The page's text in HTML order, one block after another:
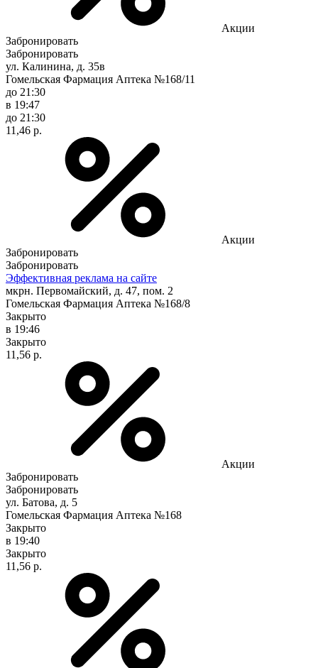
Акции
Забронировать
Забронировать
ул. Калинина, д. 35в
Гомельская Фармация Аптека №168/11
до 21:30
в 19:47
до 21:30
11,46 р.
Акции
Забронировать
Забронировать
Эффективная реклама на сайте
мкрн. Первомайский, д. 47, пом. 2
Гомельская Фармация Аптека №168/8
Закрыто
в 19:46
Закрыто
11,56 р.
Акции
Забронировать
Забронировать
ул. Батова, д. 5
Гомельская Фармация Аптека №168
Закрыто
в 19:40
Закрыто
11,56 р.